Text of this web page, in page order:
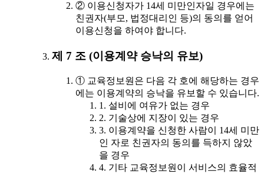
② 이용신청자가 14세 미만인자일 경우에는
친권자(부모, 법정대리인 등)의 동의를 얻어
이용신청을 하여야 합니다.
제 7 조 (이용계약 승낙의 유보)
① 교육정보원은 다음 각 호에 해당하는 경우
에는 이용계약의 승낙을 유보할 수 있습니다.
1. 설비에 여유가 없는 경우
2. 기술상에 지장이 있는 경우
3. 이용계약을 신청한 사람이 14세 미만
인 자로 친권자의 동의를 득하지 않았
을 경우
4. 기타 교육정보원이 서비스의 효율적